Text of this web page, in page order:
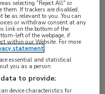
voor de
selecting "Reject All" or
If trackers are disabled,
be as relevant to you. You can
or withdraw consent at any
link on the bottom of the
left of the webpage, if
within our Website. For more
statement
essential and statistical
you as a person
to provide:
device characteristics for